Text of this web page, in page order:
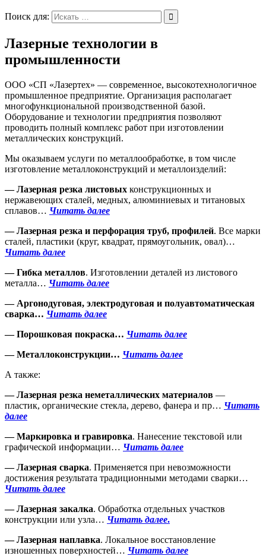
Поиск для:
Лазерные технологии в
промышленности
ООО «СП «Лазертех» — современное, высокотехнологичное
промышленное предприятие. Организация располагает
многофункциональной производственной базой.
Оборудование и технологии предприятия позволяют
проводить полный комплекс работ при изготовлении
металлических конструкций.
Мы оказываем услуги по металлообработке, в том числе
изготовление металлоконструкций и металлоизделий:
— Лазерная резка листовых конструкционных и
нержавеющих сталей, медных, алюминиевых и титановых
сплавов… Читать далее
— Лазерная резка и перфорация труб, профилей. Все марки
сталей, пластики (круг, квадрат, прямоугольник, овал)…
Читать далее
— Гибка металлов. Изготовлении деталей из листового
металла… Читать далее
— Аргонодуговая, электродуговая и полуавтоматическая
сварка… Читать далее
— Порошковая покраска… Читать далее
— Металлоконструкции… Читать далее
А также:
— Лазерная резка неметаллических материалов —
пластик, органические стекла, дерево, фанера и пр… Читать
далее
— Маркировка и гравировка. Нанесение текстовой или
графической информации… Читать далее
— Лазерная сварка. Применяется при невозможности
достижения результата традиционными методами сварки…
Читать далее
— Лазерная закалка. Обработка отдельных участков
конструкции или узла… Читать далее.
— Лазерная наплавка. Локальное восстановление
изношенных поверхностей… Читать далее